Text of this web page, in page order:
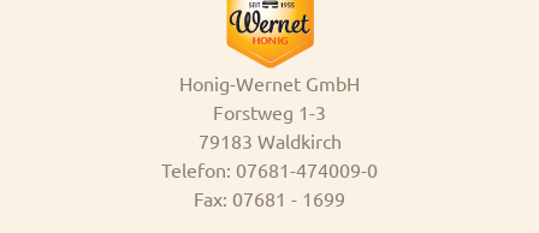
Honig-Wernet GmbH
Forstweg 1-3
79183 Waldkirch
Telefon: 07681-474009-0
Fax: 07681 - 1699